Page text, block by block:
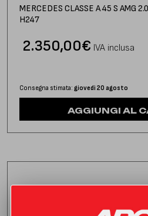
MERCEDES CLASSE A 45 S AMG
H247
€
2.350,00 IVA inclusa
Consegna stimata: giovedì 20 agosto
AGGIUNGI AL